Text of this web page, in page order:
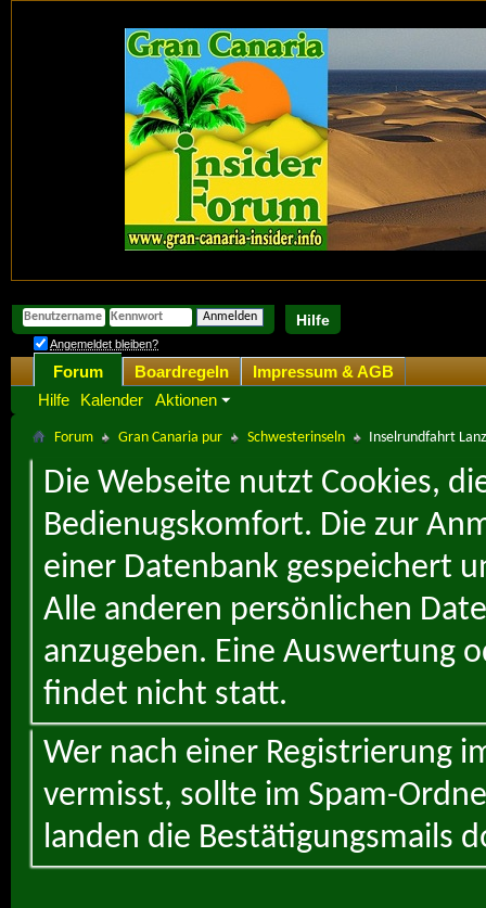
Hilfe
Angemeldet bleiben?
Forum
Hilfe
Kalender Aktionen
Boardregeln Impressum & AGB
Forum Gran Canaria pur Schwesterinseln Inselrundfahrt
Die Webseite nutzt Cookies,
Bedienugskomfort. Die zur
einer Datenbank gespeichert
Alle anderen persönlichen
anzugeben. Eine Auswertung
findet nicht statt.
Wer nach einer Registrierung
vermisst, sollte im Spam-
landen die Bestätigungsmails